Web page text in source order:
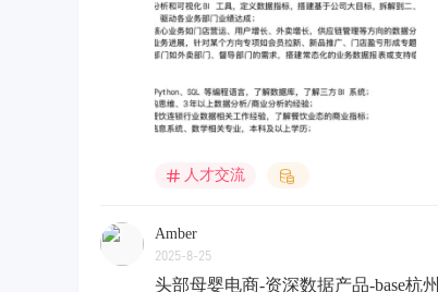
人才交流
Amber
2025-8-25
头部母婴电商-资深数据产品-base杭州